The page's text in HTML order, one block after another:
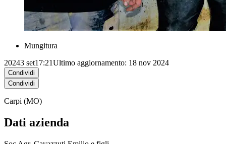
Mungitura
20243 set17:21Ultimo aggiornamento: 18 nov 2024
Condividi
Condividi
Carpi (MO)
Dati azienda